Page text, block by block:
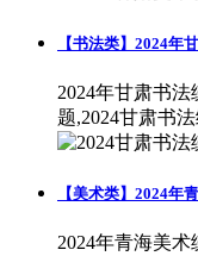
【书法类】2024年
2024年甘肃书
题,2024甘肃书
【美术类】2024年
2024年青海美